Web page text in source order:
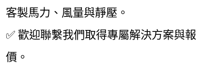
客製馬力、風量與靜壓。
✅ 歡迎聯繫我們取得專屬解決方案與報
價。